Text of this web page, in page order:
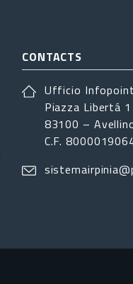
CONTACTS
Ufficio Infopoint
Piazza Libertá
83100 –
C.F.